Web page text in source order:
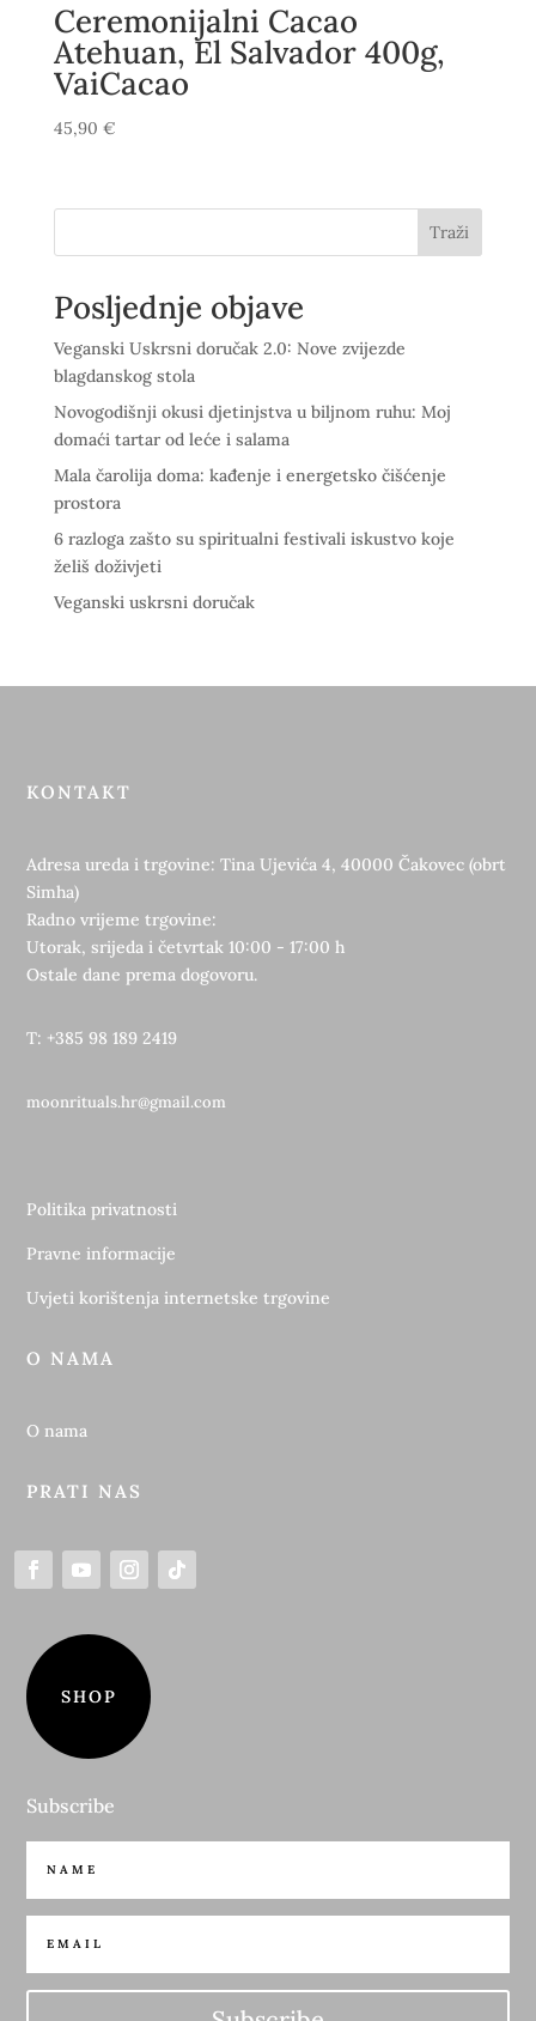
Ceremonijalni Cacao
Atehuan, El Salvador 400g,
VaiCacao
45,90 €
Traži
Posljednje objave
Veganski Uskrsni doručak 2.0: Nove zvijezde
blagdanskog stola
Novogodišnji okusi djetinjstva u biljnom ruhu: Moj
domaći tartar od leće i salama
Mala čarolija doma: kađenje i energetsko čišćenje
prostora
6 razloga zašto su spiritualni festivali iskustvo koje
želiš doživjeti
Veganski uskrsni doručak
KONTAKT
Adresa ureda i trgovine: Tina Ujevića 4, 40000 Čakovec (obrt
Simha)
Radno vrijeme trgovine:
Utorak, srijeda i četvrtak 10:00 - 17:00 h
Ostale dane prema dogovoru.
T: +385 98 189 2419
moonrituals.hr@gmail.com
Politika privatnosti
Pravne informacije
Uvjeti korištenja internetske trgovine
O NAMA
O nama
PRATI NAS
SHOP
Subscribe